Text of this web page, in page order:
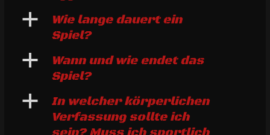
a
Wie lange dauert ein
Spiel?
a
Wann und wie endet das
Spiel?
a
In welcher körperlichen
Verfassung sollte ich